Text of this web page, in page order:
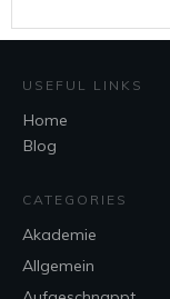
USEFUL LINKS
Home
Blog
CATEGORIES
Akademie
Allgemein